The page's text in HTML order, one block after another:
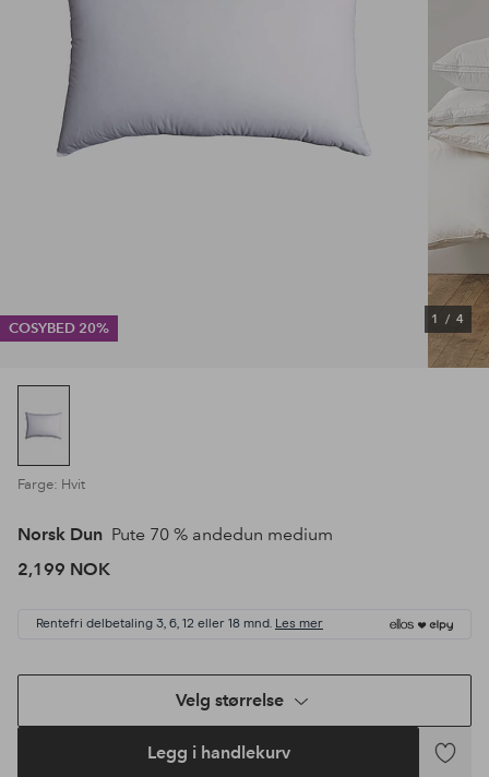
COSYBED 20%
1 / 4
Farge: Hvit
Norsk Dun Pute 70 % andedun medium
2,199 NOK
Rentefri delbetaling 3, 6, 12 eller 18 mnd. Les mer
Velg størrelse
Legg i handlekurv
Legg